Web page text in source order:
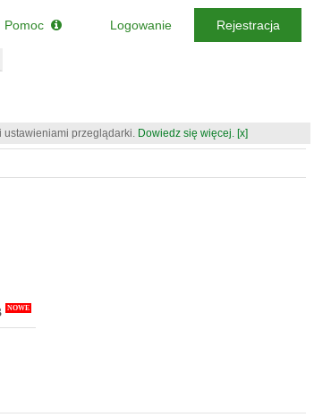
ustawieniami przeglądarki. Dowiedz się więcej. [x]
NOWE
Pomoc Logowanie Rejestracja